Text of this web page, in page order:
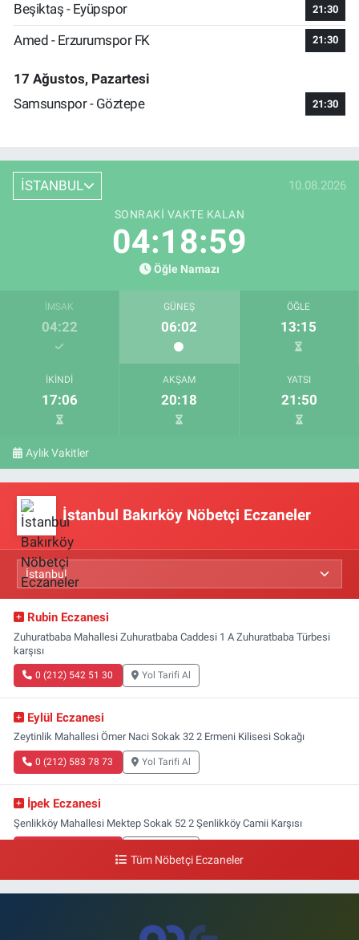
Beşiktaş - Eyüpspor 21:30
Amed - Erzurumspor FK 21:30
17 Ağustos, Pazartesi
Samsunspor - Göztepe
21:30
İSTANBUL 10.08.2026
SONRAKI VAKTE KALAN
04:18:59
Öğle Namazı
İMSAK
04:22
GÜNEŞ
06:02
ÖĞLE
13:15
İKINDI
17:06
AKŞAM
20:18
YATSI
21:50
Aylık Vakitler
İstanbul Bakırköy Nöbetçi Eczaneler
Rubin Eczanesi
Zuhuratbaba Mahallesi Zuhuratbaba Caddesi 1 A Zuhuratbaba Türbesi
karşısı
0 (212) 542 51 30 Yol Tarifi Al
Eylül Eczanesi
Zeytinlik Mahallesi Ömer Naci Sokak 32 2 Ermeni Kilisesi Sokağı
0 (212) 583 78 73 Yol Tarifi Al
İpek Eczanesi
Şenlikköy Mahallesi Mektep Sokak 52 2 Şenlikköy Camii Karşısı
Gün Eczanesi
Yol Tarifi Al
Tüm Nöbetçi Eczaneler